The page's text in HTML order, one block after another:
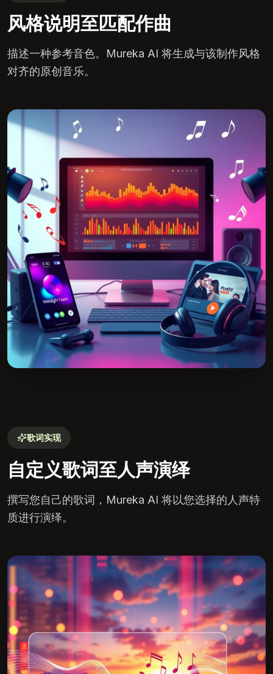
风格说明至匹配作曲
描述一种参考音色。Mureka AI 将生成与该制作风格
对齐的原创音乐。
歌词实现
自定义歌词至人声演绎
撰写您自己的歌词，Mureka AI 将以您选择的人声特
质进行演绎。